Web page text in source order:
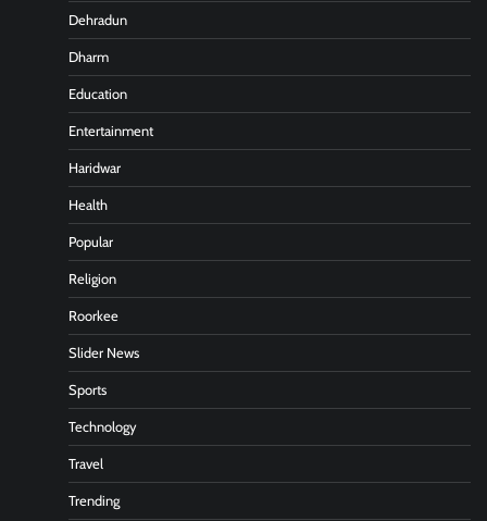
Dehradun
Dharm
Education
Entertainment
Haridwar
Health
Popular
Religion
Roorkee
Slider News
Sports
Technology
Travel
Trending